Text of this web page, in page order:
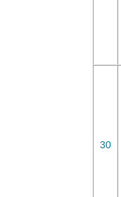
30